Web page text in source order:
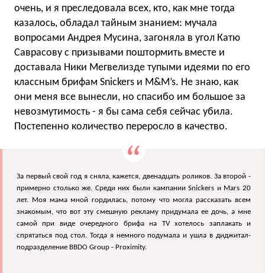
очень, и я преследовала всех, кто, как мне тогда
казалось, обладал тайным знанием: мучала
вопросами Андрея Мусина, загоняла в угол Катю
Саврасову с призывами поштормить вместе и
доставала Ники Мегвелизде тупыми идеями по его
классным брифам Snickers и M&M’s. Не знаю, как
они меня все вынесли, но спасибо им большое за
невозмутимость - я бы сама себя сейчас убила.
Постепенно количество переросло в качество.
За первый свой год я сняла, кажется, двенадцать роликов. За второй -
примерно столько же. Среди них были кампании Snickers и Mars 20
лет. Моя мама мной гордилась, потому что могла рассказать всем
знакомым, что вот эту смешную рекламу придумала ее дочь, а мне
самой при виде очередного брифа на TV хотелось заплакать и
спрятаться под стол. Тогда я немного подумала и ушла в диджитал-
подразделение BBDO Group - Proximity.